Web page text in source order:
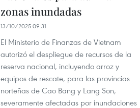
zonas inundadas
13/10/2025 09:31
El Ministerio de Finanzas de Vietnam
autorizó el despliegue de recursos de la
reserva nacional, incluyendo arroz y
equipos de rescate, para las provincias
norteñas de Cao Bang y Lang Son,
severamente afectadas por inundaciones